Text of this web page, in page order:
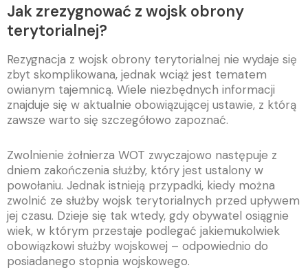
Jak zrezygnować z wojsk obrony
terytorialnej?
Rezygnacja z wojsk obrony terytorialnej nie wydaje się
zbyt skomplikowana, jednak wciąż jest tematem
owianym tajemnicą. Wiele niezbędnych informacji
znajduje się w aktualnie obowiązującej ustawie, z którą
zawsze warto się szczegółowo zapoznać.
Zwolnienie żołnierza WOT zwyczajowo następuje z
dniem zakończenia służby, który jest ustalony w
powołaniu. Jednak istnieją przypadki, kiedy można
zwolnić ze służby wojsk terytorialnych przed upływem
jej czasu. Dzieje się tak wtedy, gdy obywatel osiągnie
wiek, w którym przestaje podlegać jakiemukolwiek
obowiązkowi służby wojskowej – odpowiednio do
posiadanego stopnia wojskowego.